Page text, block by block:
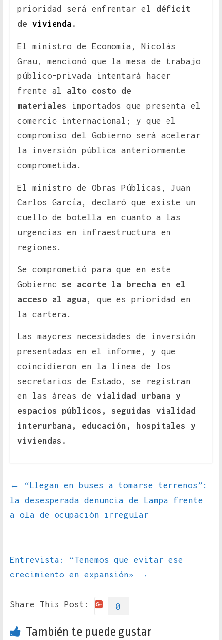
prioridad será enfrentar el déficit
de vivienda .
El ministro de Economía, Nicolás
Grau, mencionó que la mesa de trabajo
público-privada intentará hacer
frente al alto costo de
materiales importados que presenta el
comercio internacional; y que el
compromiso del Gobierno será acelerar
la inversión pública anteriormente
comprometida.
El ministro de Obras Públicas, Juan
Carlos García, declaró que existe un
cuello de botella en cuanto a las
urgencias en infraestructura en
regiones.
Se comprometió para que en este
Gobierno se acorte la brecha en el
acceso al agua , que es prioridad en
la cartera.
Las mayores necesidades de inversión
presentadas en el informe, y que
coincidieron en la línea de los
secretarios de Estado, se registran
en las áreas de vialidad urbana y
espacios públicos, seguidas vialidad
interurbana, educación, hospitales y
viviendas.
←
“Llegan en buses a tomarse terrenos”:
la desesperada denuncia de Lampa frente
a ola de ocupación irregular
Entrevista: “Tenemos que evitar ese
crecimiento en expansión»
→
Share This Post: 0
También te puede gustar